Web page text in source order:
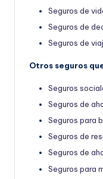
Seguros de
Seguros de
Seguros de
Otros seguros
Seguros
Seguros de
Seguros para
Seguros de
Seguros de
Seguros para